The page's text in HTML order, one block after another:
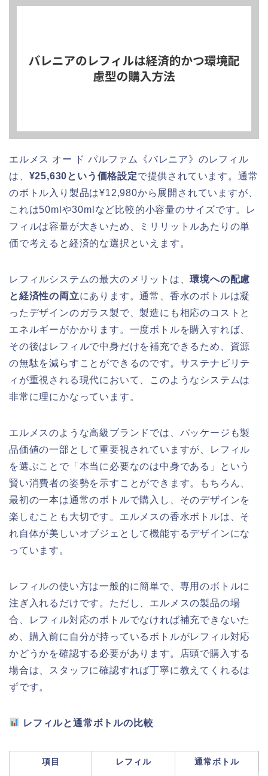
エルメス オー ド パルファム《バレニア》のレフィル
は、 ¥25,630という価格設定で提供されています。通常
のボトル入り製品は¥12,980から展開されていますが、
これは50mlや30mlなど比較的小容量のサイズです。レ
フィルは容量が大きいため、ミリリットルあたりの単
価で考えると経済的な選択といえます。
レフィルシステムの最大のメリットは、環境への配慮
と経済性の両立にあります。通常、香水のボトルは凝
ったデザインのガラス製で、製造にも相応のコストと
エネルギーがかかります。一度ボトルを購入すれば、
その後はレフィルで中身だけを補充できるため、資源
の無駄を減らすことができるのです。サステナビリテ
ィが重視される現代において、このようなシステムは
非常に理にかなっています。
エルメスのような高級ブランドでは、パッケージも製
品価値の一部として重要視されていますが、レフィル
を選ぶことで「本当に必要なのは中身である」という
賢い消費者の姿勢を示すことができます。もちろん、
最初の一本は通常のボトルで購入し、そのデザインを
楽しむことも大切です。エルメスの香水ボトルは、そ
れ自体が美しいオブジェとして機能するデザインにな
っています。
レフィルの使い方は一般的に簡単で、専用のボトルに
注ぎ入れるだけです。ただし、エルメスの製品の場
合、レフィル対応のボトルでなければ補充できないた
め、購入前に自分が持っているボトルがレフィル対応
かどうかを確認する必要があります。店頭で購入する
場合は、スタッフに確認すれば丁寧に教えてくれるは
ずです。
レフィルと通常ボトルの比較
項目 レフィル 通常ボトル